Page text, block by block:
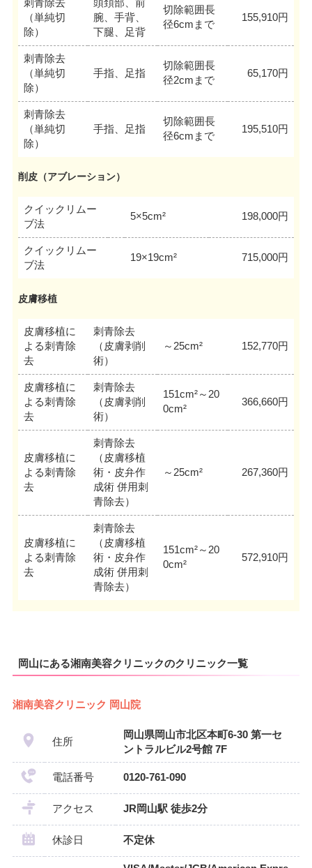
刺青除去
（単純切
除）
頭頚部、前
腕、手背、
下腿、足背
切除範囲長
径6cmまで
155,910円
刺青除去
（単純切
除）
手指、足指
切除範囲長
径2cmまで
65,170円
刺青除去
（単純切
除）
手指、足指
切除範囲長
径6cmまで
195,510円
削皮（アブレーション）
クイックリムー
ブ法
5×5cm² 198,000円
クイックリムー
ブ法
19×19cm² 715,000円
皮膚移植
皮膚移植に
よる刺青除
去
刺青除去
（皮膚剥削
術）
～25cm² 152,770円
皮膚移植に
よる刺青除
去
刺青除去
（皮膚剥削
術）
151cm²～20
0cm²
366,660円
皮膚移植に
よる刺青除
去
刺青除去
（皮膚移植
術・皮弁作
成術 併用刺
青除去）
～25cm² 267,360円
皮膚移植に
よる刺青除
去
刺青除去
（皮膚移植
術・皮弁作
成術 併用刺
青除去）
151cm²～20
0cm²
572,910円
岡山にある湘南美容クリニックのクリニック一覧
湘南美容クリニック 岡山院
住所
岡山県岡山市北区本町6‐30 第一セ
ントラルビル2号館 7F
電話番号 0120-761-090
アクセス JR岡山駅 徒歩2分
休診日 不定休